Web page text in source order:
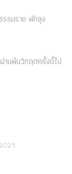
รมราช ​พัทลุง
านพ้นวิกฤตครั้งนี้ไป